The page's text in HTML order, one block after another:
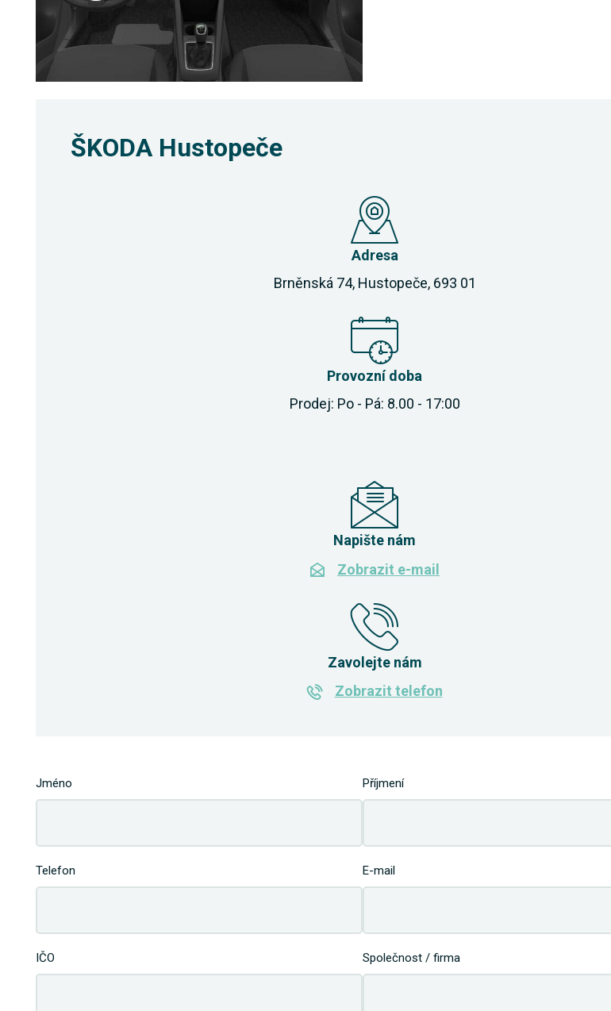
ŠKODA Hustopeče
Adresa
Brněnská 74, Hustopeče, 693 01
Provozní doba
Prodej: Po - Pá: 8.00 - 17:00
Napište nám
Zobrazit e-mail
Zavolejte nám
Zobrazit telefon
Jméno Příjmení
Telefon E-mail
IČO Společnost / firma